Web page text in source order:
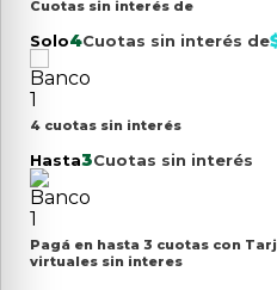
Cuotas sin interés de
Solo4Cuotas sin interés de
4 cuotas sin interés
Hasta3Cuotas sin interés
Pagá en hasta 3 cuotas con
virtuales sin interes